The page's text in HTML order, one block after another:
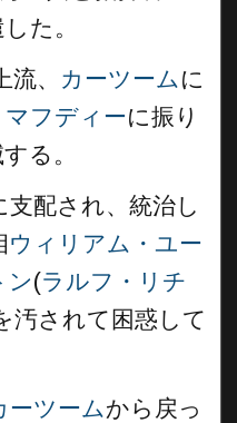
た。
、 カーツームに
マフディーに振り
る。
支配され、統治し
ウィリアム・ユー
ン(ラルフ・リチ
汚されて困惑して
ーツームから戻っ